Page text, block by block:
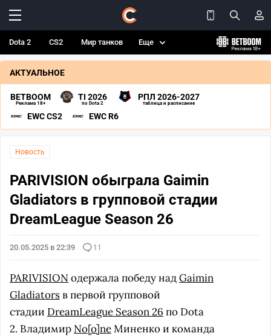
Dota 2 CS2 Мир танков Еще
АКТУАЛЬНОЕ
BETBOOM
Реклама 18+
TI 2026
по Dota 2
РПЛ 2026-2027
таблица и расписание
EWC CS2 EWC R6
Новость
PARIVISION обыграла Gaimin
Gladiators в групповой стадии
DreamLeague Season 26
20.05.2025 в 22:39 11
PARIVISIONодержала победу надGaimin
Gladiatorsв первой групповой
стадии DreamLeague Season 26 по Dota
2. Владимир No[o]neМиненко и команда